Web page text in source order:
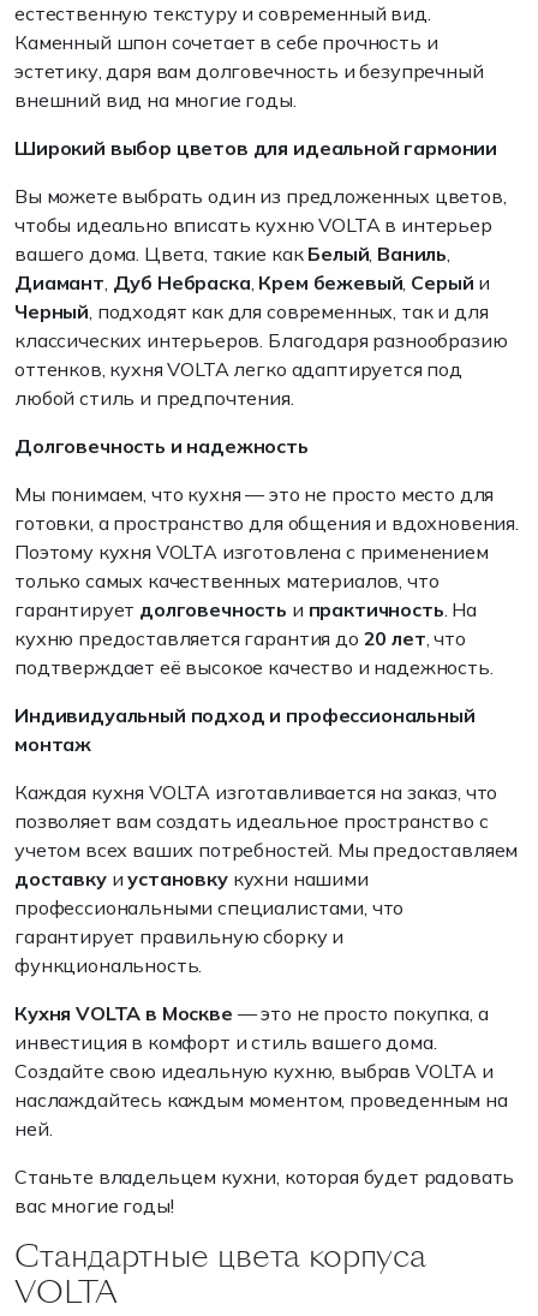
естественную текстуру и современный вид.
Каменный шпон сочетает в себе прочность и
эстетику, даря вам долговечность и безупречный
внешний вид на многие годы.
Широкий выбор цветов для идеальной гармонии
Вы можете выбрать один из предложенных цветов,
чтобы идеально вписать кухню VOLTA в интерьер
вашего дома. Цвета, такие как Белый, Ваниль,
Диамант, Дуб Небраска, Крем бежевый, Серый и
Черный, подходят как для современных, так и для
классических интерьеров. Благодаря разнообразию
оттенков, кухня VOLTA легко адаптируется под
любой стиль и предпочтения.
Долговечность и надежность
Мы понимаем, что кухня — это не просто место для
готовки, а пространство для общения и вдохновения.
Поэтому кухня VOLTA изготовлена с применением
только самых качественных материалов, что
гарантирует долговечность и практичность. На
кухню предоставляется гарантия до 20 лет, что
подтверждает её высокое качество и надежность.
Индивидуальный подход и профессиональный
монтаж
Каждая кухня VOLTA изготавливается на заказ, что
позволяет вам создать идеальное пространство с
учетом всех ваших потребностей. Мы предоставляем
доставкуиустановкукухни нашими
профессиональными специалистами, что
гарантирует правильную сборку и
функциональность.
Кухня VOLTA в Москве — это не просто покупка, а
инвестиция в комфорт и стиль вашего дома.
Создайте свою идеальную кухню, выбрав VOLTA и
наслаждайтесь каждым моментом, проведенным на
ней.
Станьте владельцем кухни, которая будет радовать
вас многие годы!
Стандартные цвета корпуса
VOLTA